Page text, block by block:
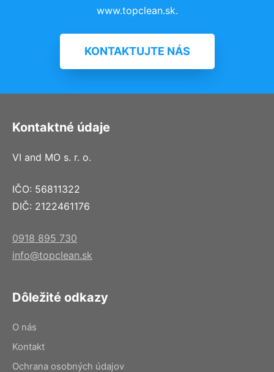
www.topclean.sk.
KONTAKTUJTE NÁS
Kontaktné údaje
VI and MO s. r. o.
IČO: 56811322
DIČ: 2122461176
0918 895 730
info@topclean.sk
Dôležité odkazy
O nás
Kontakt
Ochrana osobných údajov